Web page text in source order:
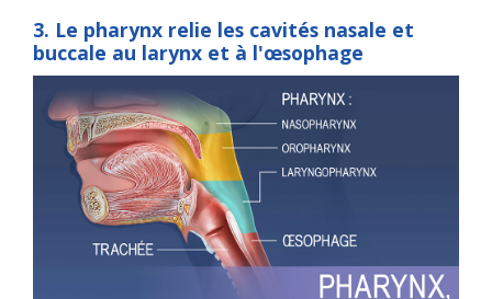
3. Le pharynx relie les cavités nasale et
buccale au larynx et à l'œsophage